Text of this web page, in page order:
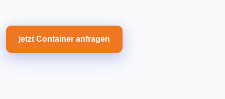
jetzt Container anfragen